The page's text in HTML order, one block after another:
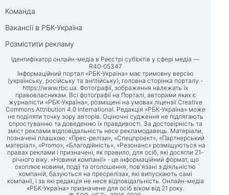
Команда
Вакансії в РБК-Україна
Розмістити рекламу
Ідентифікатор онлайн-медіа в Реєстрі суб’єктів у сфері медіа —
R40-05347
Інформаційний портал «РБК-Україна» має тримовну версію
(українську, російську та англійську), головна сторінка порталу -
https://www.rbc.ua. Фотографії, зображення належать їх
правовласникам. Всі фотографії на Порталі, авторами яких є
журналісти «РБК-Україна», розміщені на умовах ліцензії Creative
Commons Attribution 4.0 International. Редакція «РБК-Україна» може
не поділяти точку зору авторів. Оціночні судження не підлягають
спростуванню та доведенню їх правдивості. За достовірність та
зміст реклами відповідальність несе рекламодавець. Матеріали,
позначені плашкою: «Прес-релізи», «Спецпроект», «Партнерський
матеріал», «Promo», «Благодійність», «Резонанс» розміщуються на
правах реклами і призначені, як правило, для осіб, які досягли 21-
річного віку. «Новини компанії» - це інформаційний формат, що
охоплює новини, події та оголошення, пов'язані з діяльністю
компаній, базуються на пресрелізах, які випускають самі
компанії, і за які редакція не несе відповідальність. Онлайн-медіа
«РБК-Україна» призначене для осіб віком від 21 року.